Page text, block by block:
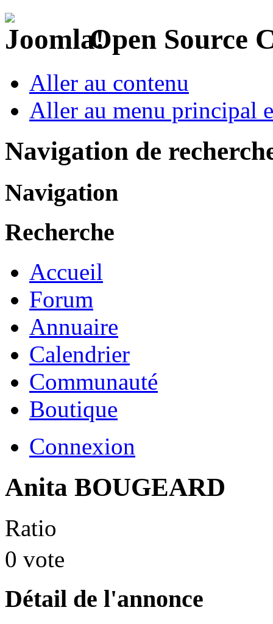
Open Source
Aller au contenu
Aller au menu principal
Navigation de
Navigation
Recherche
Accueil
Forum
Annuaire
Calendrier
Communauté
Boutique
Connexion
Anita BOUGEARD
Ratio
0 vote
Détail de l'annonce